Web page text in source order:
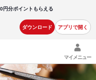
円分ポイントもらえる
ダウンロード アプリで開く
マイメニュー